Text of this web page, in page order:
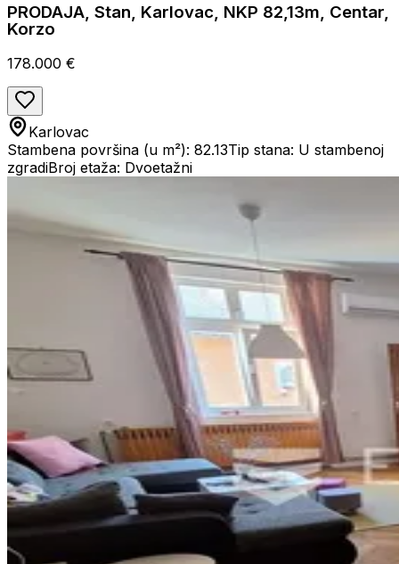
PRODAJA, Stan, Karlovac, NKP 82,13m, Centar,
Korzo
178.000 €
Karlovac
Stambena površina (u m²): 82.13Tip stana: U stambenoj
zgradiBroj etaža: Dvoetažni